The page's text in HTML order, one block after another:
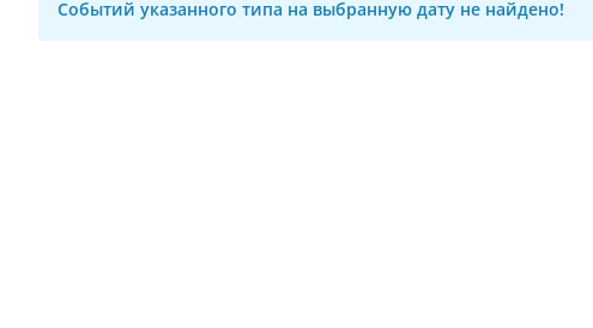
Событий указанного типа на выбранную дату не найдено!